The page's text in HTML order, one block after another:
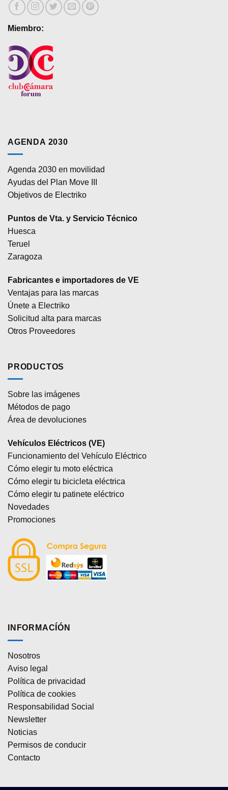
Miembro:
AGENDA 2030
Agenda 2030 en movilidad
Ayudas del Plan Move III
Objetivos de Electriko
Puntos de Vta. y Servicio Técnico
Huesca
Teruel
Zaragoza
Fabricantes e importadores de VE
Ventajas para las marcas
Únete a Electriko
Solicitud alta para marcas
Otros Proveedores
PRODUCTOS
Sobre las imágenes
Métodos de pago
Área de devoluciones
Vehículos Eléctricos (VE)
Funcionamiento del Vehículo Eléctrico
Cómo elegir tu moto eléctrica
Cómo elegir tu bicicleta eléctrica
Cómo elegir tu patinete eléctrico
Novedades
Promociones
INFORMACÍÓN
Nosotros
Aviso legal
Política de privacidad
Política de cookies
Responsabilidad Social
Newsletter
Noticias
Permisos de conducir
Contacto